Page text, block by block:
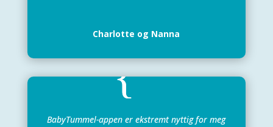
Charlotte og Nanna
BabyTummel-appen er ekstremt nyttig for meg